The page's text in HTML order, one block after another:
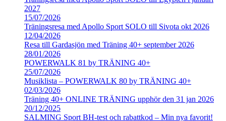
2027
15/07/2026
Träningsresa med Apollo Sport SOLO till Sivota okt 2026
12/04/2026
Resa till Gardasjön med Träning 40+ september 2026
28/01/2026
POWERWALK 81 by TRÄNING 40+
25/07/2026
Musiklista – POWERWALK 80 by TRÄNING 40+
02/03/2026
Träning 40+ ONLINE TRÄNING upphör den 31 jan 2026
20/12/2025
SALMING Sport BH-test och rabattkod – Min nya favorit!